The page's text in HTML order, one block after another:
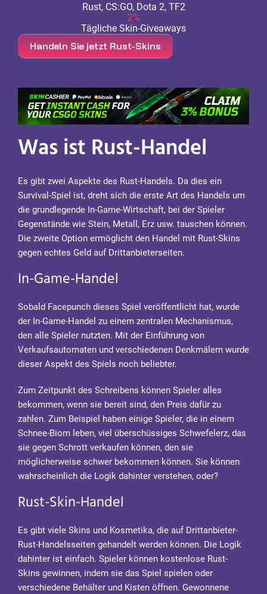
Rust, CS:GO, Dota 2, TF2
2%
Tägliche Skin-Giveaways
Handeln Sie jetzt Rust-Skins
Was ist Rust-Handel
Es gibt zwei Aspekte des Rust-Handels. Da dies ein
Survival-Spiel ist, dreht sich die erste Art des Handels um
die grundlegende In-Game-Wirtschaft, bei der Spieler
Gegenstände wie Stein, Metall, Erz usw. tauschen können.
Die zweite Option ermöglicht den Handel mit Rust-Skins
gegen echtes Geld auf Drittanbieterseiten.
In-Game-Handel
Sobald Facepunch dieses Spiel veröffentlicht hat, wurde
der In-Game-Handel zu einem zentralen Mechanismus,
den alle Spieler nutzten. Mit der Einführung von
Verkaufsautomaten und verschiedenen Denkmälern wurde
dieser Aspekt des Spiels noch beliebter.
Zum Zeitpunkt des Schreibens können Spieler alles
bekommen, wenn sie bereit sind, den Preis dafür zu
zahlen. Zum Beispiel haben einige Spieler, die in einem
Schnee-Biom leben, viel überschüssiges Schwefelerz, das
sie gegen Schrott verkaufen können, den sie
möglicherweise schwer bekommen können. Sie können
wahrscheinlich die Logik dahinter verstehen, oder?
Rust-Skin-Handel
Es gibt viele Skins und Kosmetika, die auf Drittanbieter-
Rust-Handelsseiten gehandelt werden können. Die Logik
dahinter ist einfach. Spieler können kostenlose Rust-
Skins gewinnen, indem sie das Spiel spielen oder
verschiedene Behälter und Kisten öffnen. Gewonnene